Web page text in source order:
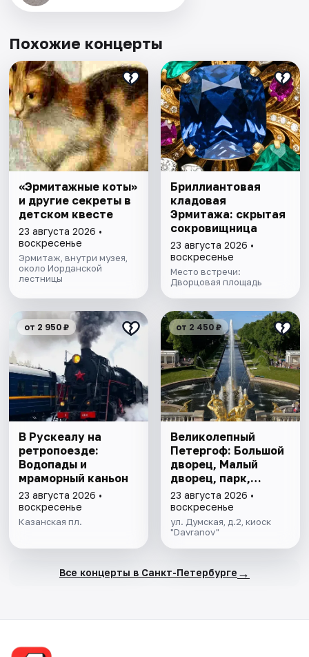
Похожие концерты
«Эрмитажные коты»
и другие секреты в
детском квесте
23 августа 2026 •
воскресенье
Эрмитаж, внутри музея,
около Иорданской
лестницы
Бриллиантовая
кладовая
Эрмитажа: скрытая
сокровищница
23 августа 2026 •
воскресенье
Место встречи:
Дворцовая площадь
от 2 950 ₽
В Рускеалу на
ретропоезде:
Водопады и
мраморный каньон
23 августа 2026 •
воскресенье
Казанская пл.
от 2 450 ₽
Великолепный
Петергоф: Большой
дворец, Малый
дворец, парк,
фонтаны
23 августа 2026 •
воскресенье
ул. Думская, д.2, киоск
"Davranov"
Все концерты в Санкт-Петербурге →